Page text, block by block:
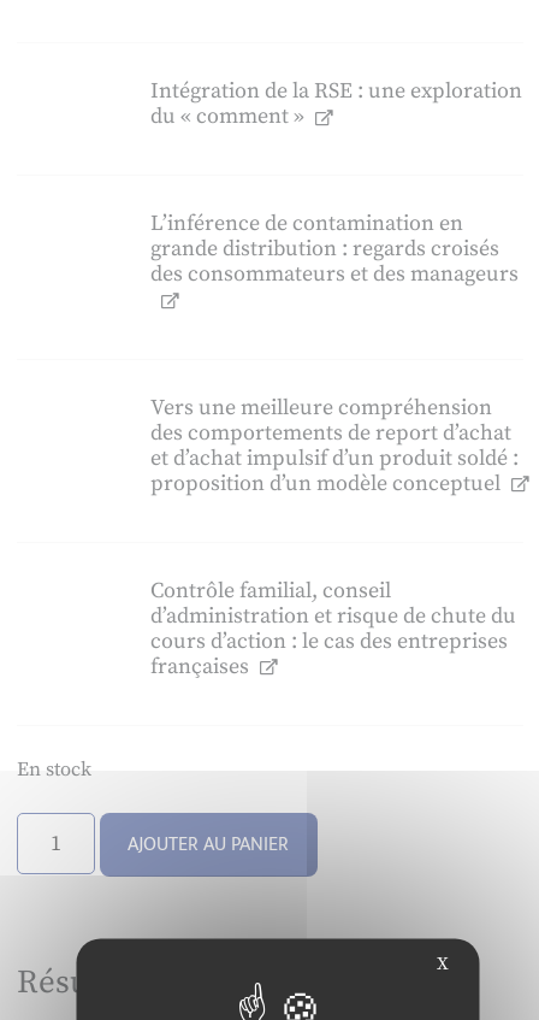
Intégration de la RSE : une exploration
du « comment »
L’inférence de contamination en
grande distribution : regards croisés
des consommateurs et des manageurs
Vers une meilleure compréhension
des comportements de report d’achat
et d’achat impulsif d’un produit soldé :
proposition d’un modèle conceptuel
Contrôle familial, conseil
d’administration et risque de chute du
cours d’action : le cas des entreprises
françaises
En stock
avenir
-
AJOUTER AU PANIER
Résumé X